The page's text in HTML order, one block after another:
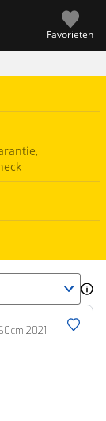
Favorieten
2021